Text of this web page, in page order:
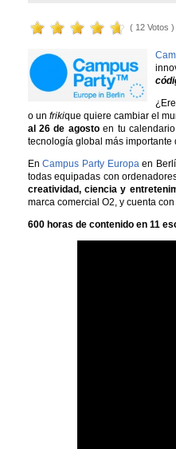
( 12 Votos )
o un frikique quiere cambiar el
al 26 de agostoen tu
tecnología global más importante
EnCampus Party Europaen
todas equipadas con
creatividad, ciencia y
marca comercial O2, y cuenta
600 horas de contenido en 11